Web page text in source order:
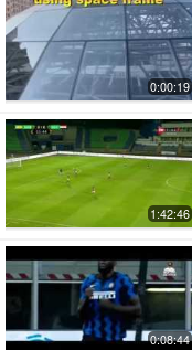
0:00:19
1:42:46
0:08:44